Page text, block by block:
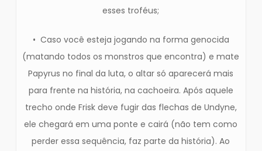
esses troféus;
• Caso você esteja jogando na forma genocida
(matando todos os monstros que encontra) e mate
Papyrus no final da luta, o altar só aparecerá mais
para frente na história, na cachoeira. Após aquele
trecho onde Frisk deve fugir das flechas de Undyne,
ele chegará em uma ponte e cairá (não tem como
perder essa sequência, faz parte da história). Ao